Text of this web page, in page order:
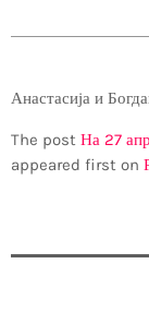
Анастасија и
The post На 27
appeared first on